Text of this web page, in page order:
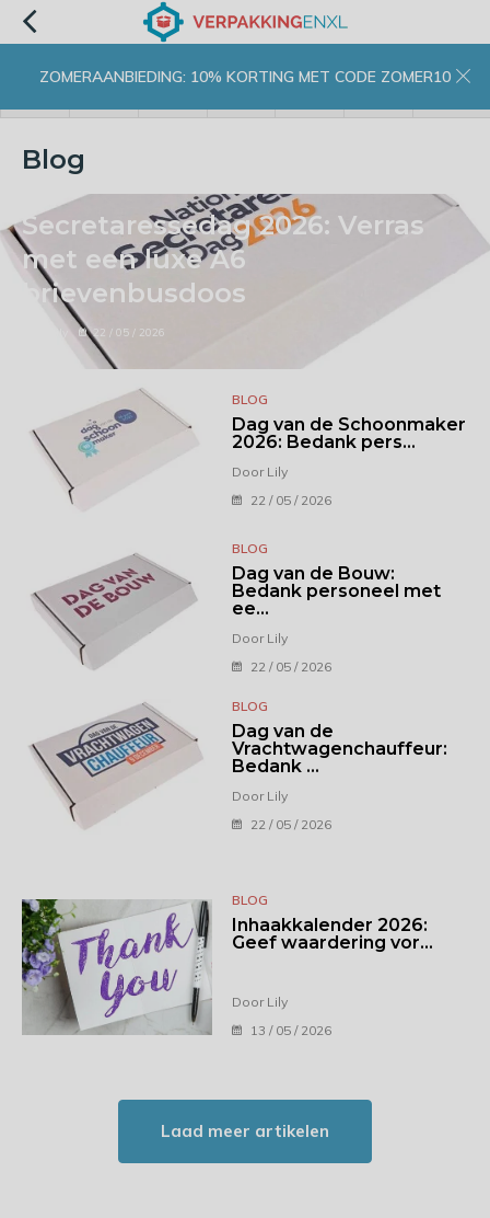
ZOMERAANBIEDING: 10% KORTING MET CODE ZOMER10
Blog
Secretaressedag 2026: Verras
met een luxe A6
brievenbusdoos
22 / 05 / 2026
BLOG
Dag van de Schoonmaker
2026: Bedank pers...
Door Lily
22 / 05 / 2026
BLOG
Dag van de Bouw:
Bedank personeel met
ee...
Door Lily
22 / 05 / 2026
BLOG
Dag van de
Vrachtwagenchauffeur:
Bedank ...
Door Lily
22 / 05 / 2026
BLOG
Inhaakkalender 2026:
Geef waardering vor...
Door Lily
13 / 05 / 2026
Laad meer artikelen